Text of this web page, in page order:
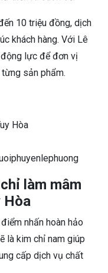
10 triệu đồng, dịch
khách hàng. Với Lê
động lực để đơn vị
sản phẩm.
Hòa
làm mâm
Hòa
nhấn hoàn hảo
là kim chỉ nam giúp
cấp dịch vụ chất